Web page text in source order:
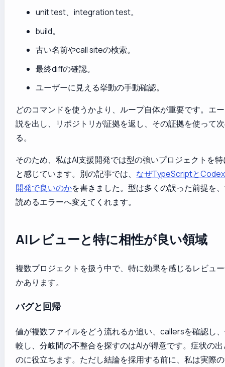
unit test、integration test。
build。
古い名前やcall siteの検索。
最終diffの確認。
ユーザーに見える挙動の手動確認。
どのコマンドを使うかより、ループ自体が重要です。エ
説を出し、リポジトリが証拠を返し、その証拠を使って
る。
そのため、私はAI支援開発では型の強いプロジェクトを
と感じています。別の記事では、 なぜTypeScriptと
開発で良いのかを書きました。型は多くの誤った前提を
読めるエラーへ変えてくれます。
AIレビューと特に相性が良い領域
複数プロジェクトを扱う中で、特に効果を感じるレビュ
かあります。
バグと回帰
値が複数ファイルをどう流れるか追い、callersを確認し
較し、分岐間の不整合を探すのはAIが得意です。症状の
のに役立ちます。ただし結論を採用する前に、私は実際